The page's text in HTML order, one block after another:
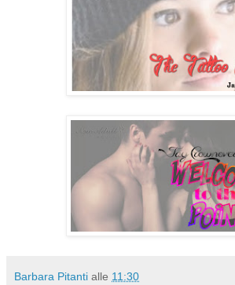
Barbara Pitanti alle 11:30